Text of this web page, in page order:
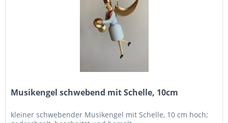
Musikengel schwebend mit Schelle, 10cm
kleiner schwebender Musikengel mit Schelle, 10 cm hoch;